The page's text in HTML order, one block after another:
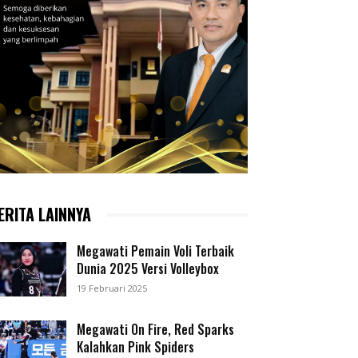
LAINNYA
Megawati Pemain Voli Terbaik
Dunia 2025 Versi Volleybox
19 Februari 2025
Megawati On Fire, Red Sparks
Kalahkan Pink Spiders